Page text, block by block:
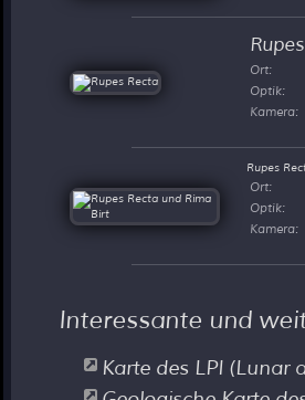
Ort:
Optik:
Kamera:
Rupes
Ort:
Optik:
Kamera:
Interessante und
Karte des LPI (Lunar